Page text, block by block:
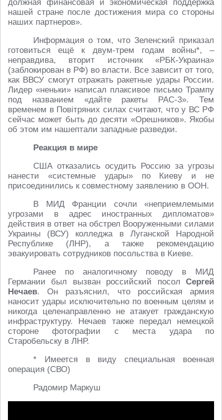
должная финансовая и экономическая поддержка
нашей стране после достижения мира со стороны
наших партнеров».
Информация о том, что Зеленский приказал
готовиться ещё к двум-трем годам войны*, –
неправдива, вторит источник «РБК-Украина»
(заблокирован в РФ) во власти. Все зависит от того,
как ВВСУ смогут отражать ракетные удары России.
Лидер «неньки» написал плаксивое письмо Трампу
под названием «дайте ракеты PAC-3». Тем
временем в Повiтряних силах считают, что у ВС РФ
сейчас может быть до десяти «Орешников». Якобы
об этом им нашептали западные разведки.
Реакция в мире
США отказались осудить Россию за угрозы
нанести «системные удары» по Киеву и не
присоединились к совместному заявлению в ООН.
В МИД Франции сочли «неприемлемыми
угрозами в адрес иностранных дипломатов»
действия в ответ на обстрел Вооруженными силами
Украины (ВСУ) колледжа в Луганской Народной
Республике (ЛНР), а также рекомендацию
эвакуировать сотрудников посольства в Киеве.
Ранее по аналогичному поводу в МИД
Германии был вызван российский посол Сергей
Нечаев. Он разъяснил, что российская армия
наносит удары исключительно по военным целям и
никогда целенаправленно не атакует гражданскую
инфраструктуру. Нечаев также передал немецкой
стороне фотографии с места удара по
Старобельску в ЛНР.
* Имеется в виду специальная военная
операция (СВО)
Радомир Маркуш